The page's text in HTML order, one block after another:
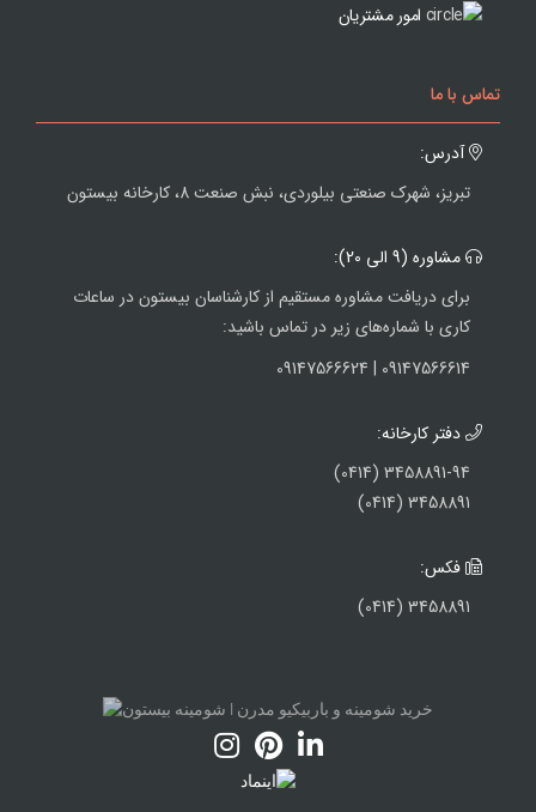
امور مشتریان
تماس با ما
آدرس:
تبریز، شهرک صنعتی بیلوردی، نبش صنعت 8، کارخانه بیستون
مشاوره (9 الی 20):
برای دریافت مشاوره مستقیم از کارشناسان بیستون در ساعات
کاری با شماره‌های زیر در تماس باشید:
09147566614 | 09147566624
دفتر کارخانه:
3458891-94 (0414)
3458891 (0414)
فکس:
3458891 (0414)